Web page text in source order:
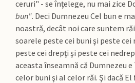
ceruri" - se înţelege, nu mai zice
bun". Deci Dumnezeu Cel bun e
noastră, decât noi care suntem
soarele peste cei buni şi peste
peste cei drepţi şi peste cei
aceasta înseamnă că Dumnezeu
celor buni şi al celor răi. Şi dacă El